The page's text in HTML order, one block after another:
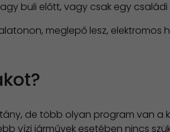
buli előtt, vagy csak egy
meglepő lesz,
de több olyan program van a
vízi járművek esetében nincs